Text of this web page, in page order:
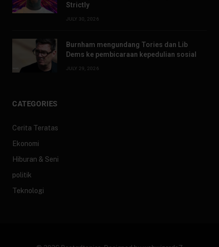
Strictly
JULY 30, 2026
Burnham mengundang Tories dan Lib
Dems ke pembicaraan kepedulian sosial
JULY 29, 2026
CATEGORIES
Cerita Teratas
Ekonomi
Hiburan & Seni
politik
Teknologi